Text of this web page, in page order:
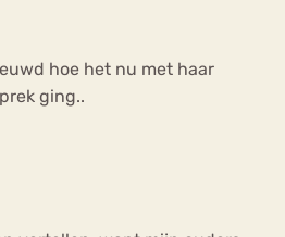
hoe het nu met haar
ging..